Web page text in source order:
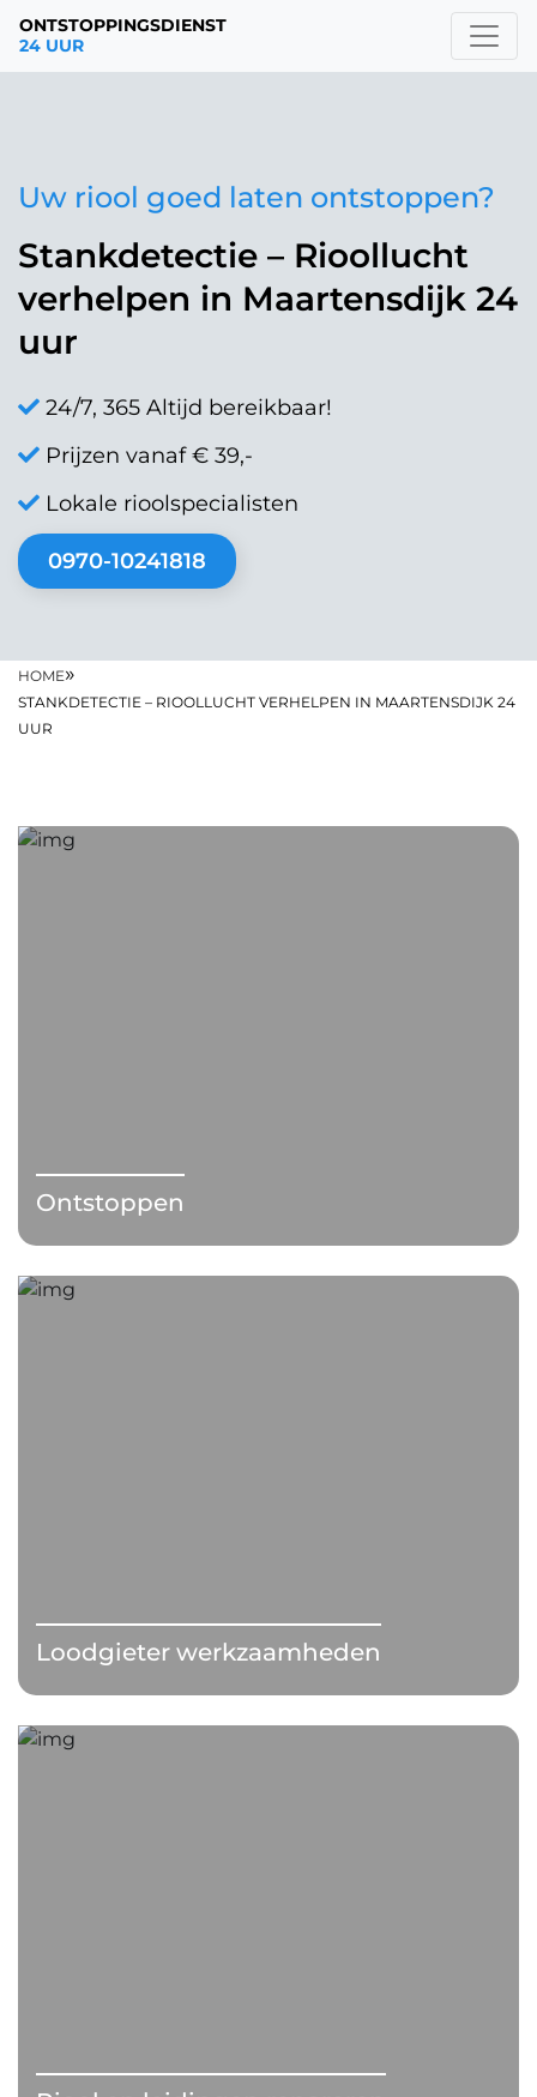
ONTSTOPPINGSDIENST
24 UUR
Uw riool goed laten ontstoppen?
Stankdetectie – Rioollucht
verhelpen in Maartensdijk 24
uur
24/7, 365 Altijd bereikbaar!
Prijzen vanaf € 39,-
Lokale rioolspecialisten
0970-10241818
HOME»
STANKDETECTIE – RIOOLLUCHT VERHELPEN IN MAARTENSDIJK 24
UUR
Ontstoppen
Loodgieter werkzaamheden